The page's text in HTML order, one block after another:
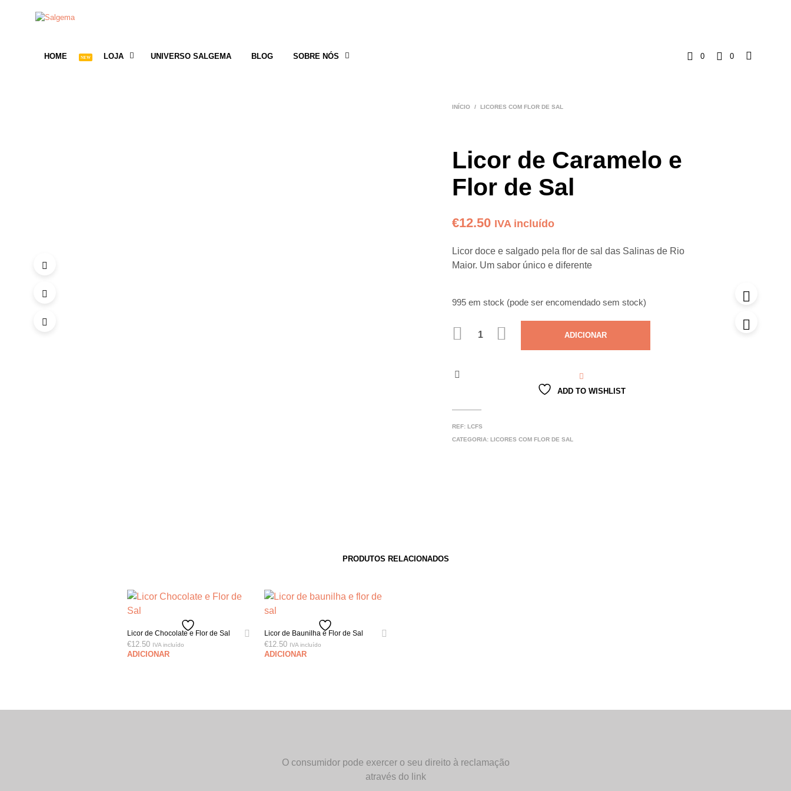
0 0
HOME LOJA UNIVERSO SALGEMA BLOG SOBRE NÓS
INÍCIO / LICORES COM FLOR DE SAL
Licor de Caramelo e
Flor de Sal
€12.50 IVA incluído
Licor doce e salgado pela flor de sal das Salinas de Rio
Maior. Um sabor único e diferente
995 em stock (pode ser encomendado sem stock)
QUANTIDADE
ADICIONAR
ADD TO WISHLIST
REF:LCFS
CATEGORIA:LICORES COM FLOR DE SAL
PRODUTOS RELACIONADOS
Licor de Chocolate e Flor de Sal
€12.50 IVA incluído
ADICIONAR
Licor de Baunilha e Flor de Sal
€12.50 IVA incluído
ADICIONAR
O consumidor pode exercer o seu direito à reclamação
através do link